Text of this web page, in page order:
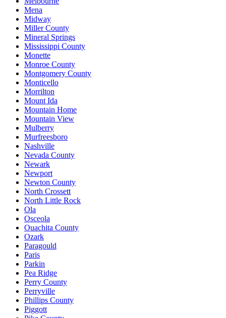
Mena
Midway
Miller County
Mineral Springs
Mississippi County
Monette
Monroe County
Montgomery County
Monticello
Morrilton
Mount Ida
Mountain Home
Mountain View
Mulberry
Murfreesboro
Nashville
Nevada County
Newark
Newport
Newton County
North Crossett
North Little Rock
Ola
Osceola
Ouachita County
Ozark
Paragould
Paris
Parkin
Pea Ridge
Perry County
Perryville
Phillips County
Piggott